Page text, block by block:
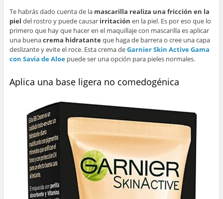
Te habrás dado cuenta de la mascarilla realiza una fricción en la
piel del rostro y puede causar irritación en la piel. Es por eso que lo
primero que hay que hacer en el maquillaje con mascarilla es aplicar
una buenacrema hidratante que haga de barrera o cree una capa
deslizante y evite el roce. Esta crema deGarnier Skin Active Gama
con Savia de Aloepuede ser una opción para pieles normales.
Aplica una base ligera no comedogénica